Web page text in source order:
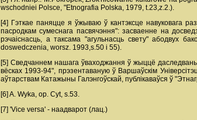
wschodniei Polsce, "Etnografia Polska, 1979, t.23,z.2.).
[4] Гэткае паняцце я ўжываю ў кантэксце навуковага
пасродкам сумеснага пасвячэння": засваенне на
рэчаіснасць, а таксама "агульнасць свету" абодвух
doswedczenia, worsz. 1993,s.50 i 55).
[5] Сведчаннем нашага ўваходжання ў жыццё
вёсках 1993-94", прэзентаваную ў Варшаўскім
аўтарствам Катажыны Галэнгоўскай, публікаваўся ў
[6] A. Wyka, op. Cyt, s.53.
[7] 'Vice versa' - наадварот (лац.)